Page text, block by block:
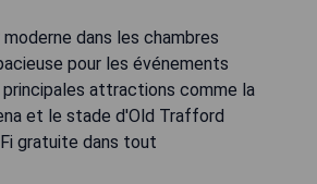
dans les chambres
pour les événements
attractions comme la
et le stade d'Old Trafford
gratuite dans tout